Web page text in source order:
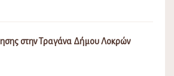
στην Τραγάνα Δήμου Λοκρών